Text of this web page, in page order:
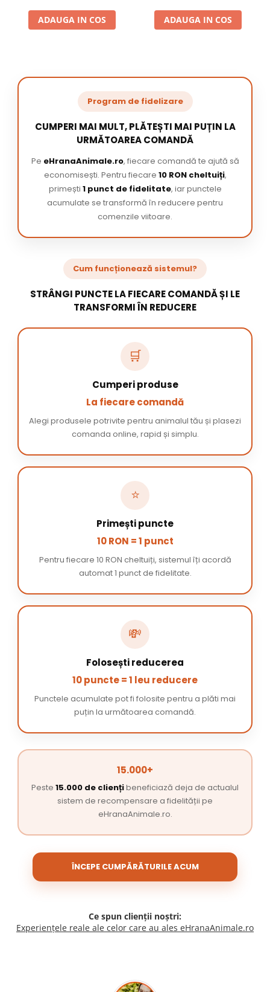
ADAUGA IN COS ADAUGA IN COS
Program de fidelizare
CUMPERI MAI MULT, PLĂTEȘTI MAI PUȚIN LA
URMĂTOAREA COMANDĂ
Pe eHranaAnimale.ro, fiecare comandă te ajută să
economisești. Pentru fiecare 10 RON cheltuiți,
primești 1 punct de fidelitate, iar punctele
acumulate se transformă în reducere pentru
comenzile viitoare.
Cum funcționează sistemul?
STRÂNGI PUNCTE LA FIECARE COMANDĂ ȘI LE
TRANSFORMI ÎN REDUCERE
🛒
Cumperi produse
La fiecare comandă
Alegi produsele potrivite pentru animalul tău și plasezi
comanda online, rapid și simplu.
⭐
Primești puncte
10 RON = 1 punct
Pentru fiecare 10 RON cheltuiți, sistemul îți acordă
automat 1 punct de fidelitate.
💸
Folosești reducerea
10 puncte = 1 leu reducere
Punctele acumulate pot fi folosite pentru a plăti mai
puțin la următoarea comandă.
15.000+
Peste 15.000 de cliențibeneficiază deja de actualul
sistem de recompensare a fidelității pe
eHranaAnimale.ro.
ÎNCEPE CUMPĂRĂTURILE ACUM
Ce spun clienții noștri:
Experiențele reale ale celor care au ales eHranaAnimale.ro